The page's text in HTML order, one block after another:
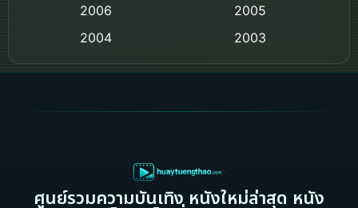
Detective สืบสวน
2006
2005
2004
2003
2002
2000
1983
1982
ศูนย์รวมความบันเทิง หนังใหม่ล่าสุด หนัง